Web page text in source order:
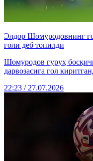
Элдор Шомуродовнинг
голи деб топилди
Шомуродов гуруҳ
дарвозасига гол
22:23 / 27.07.2026